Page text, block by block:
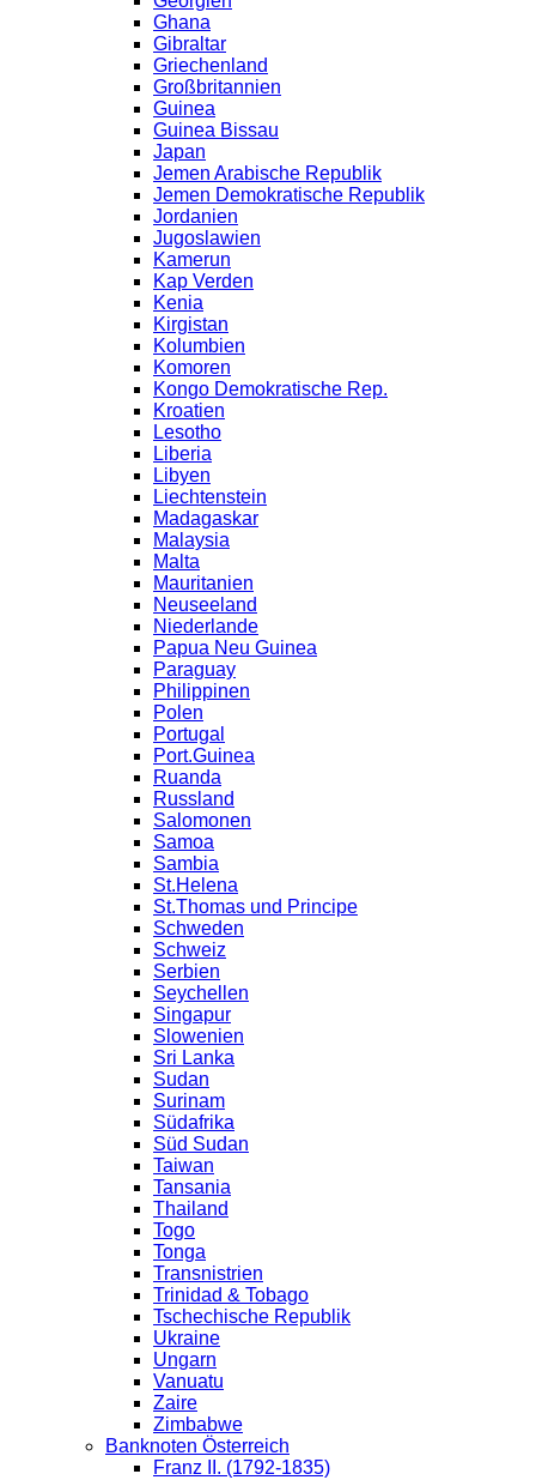
Ghana
Gibraltar
Griechenland
Großbritannien
Guinea
Guinea Bissau
Japan
Jemen Arabische Republik
Jemen Demokratische Republik
Jordanien
Jugoslawien
Kamerun
Kap Verden
Kenia
Kirgistan
Kolumbien
Komoren
Kongo Demokratische Rep.
Kroatien
Lesotho
Liberia
Libyen
Liechtenstein
Madagaskar
Malaysia
Malta
Mauritanien
Neuseeland
Niederlande
Papua Neu Guinea
Paraguay
Philippinen
Polen
Portugal
Port.Guinea
Ruanda
Russland
Salomonen
Samoa
Sambia
St.Helena
St.Thomas und Principe
Schweden
Schweiz
Serbien
Seychellen
Singapur
Slowenien
Sri Lanka
Sudan
Surinam
Südafrika
Süd Sudan
Taiwan
Tansania
Thailand
Togo
Tonga
Transnistrien
Trinidad & Tobago
Tschechische Republik
Ukraine
Ungarn
Vanuatu
Zaire
Zimbabwe
Banknoten Österreich
Franz II. (1792-1835)